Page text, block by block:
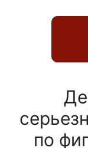
по